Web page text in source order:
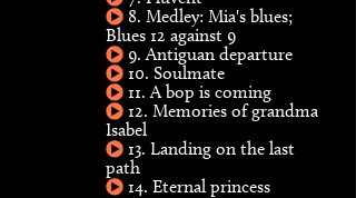
8. Medley: Mia's blues;
Blues 12 against 9
9. Antiguan departure
10. Soulmate
11. A bop is coming
12. Memories of grandma
Isabel
13. Landing on the last
path
14. Eternal princess